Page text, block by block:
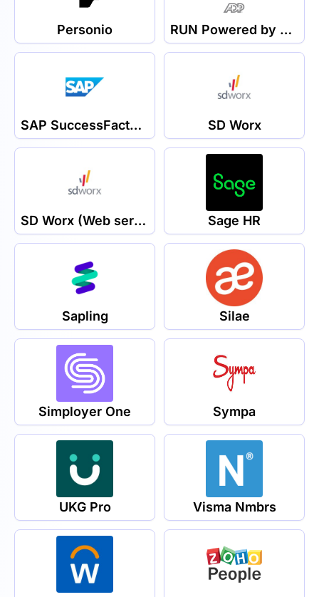
Personio RUN Powered by ADP
SAP SuccessFactors SD Worx
SD Worx (Web service) Sage HR
Sapling Silae
Simployer One Sympa
UKG Pro Visma Nmbrs